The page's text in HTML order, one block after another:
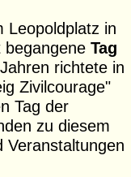
Leopoldplatz in
begangeneTag
richtete in
Zivilcourage"
Tag der
zu diesem
Veranstaltungen